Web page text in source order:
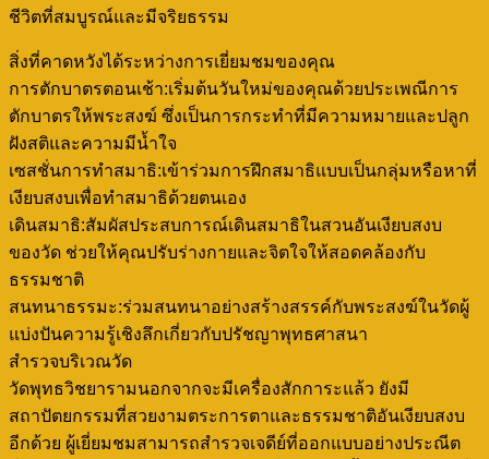
ชีวิตที่สมบูรณ์และมีจริยธรรม
สิ่งที่คาดหวังได้ระหว่างการเยี่ยมชมของคุณ
การตักบาตรตอนเช้า:เริ่มต้นวันใหม่ของคุณด้วยประเพณีการ
ตักบาตรให้พระสงฆ์ ซึ่งเป็นการกระทำที่มีความหมายและปลูก
ฝังสติและความมีน้ำใจ
เซสชั่นการทำสมาธิ:เข้าร่วมการฝึกสมาธิแบบเป็นกลุ่มหรือหาที่
เงียบสงบเพื่อทำสมาธิด้วยตนเอง
เดินสมาธิ:สัมผัสประสบการณ์เดินสมาธิในสวนอันเงียบสงบ
ของวัด ช่วยให้คุณปรับร่างกายและจิตใจให้สอดคล้องกับ
ธรรมชาติ
สนทนาธรรมะ:ร่วมสนทนาอย่างสร้างสรรค์กับพระสงฆ์ในวัดผู้
แบ่งปันความรู้เชิงลึกเกี่ยวกับปรัชญาพุทธศาสนา
สำรวจบริเวณวัด
วัดพุทธวิชยารามนอกจากจะมีเครื่องสักการะแล้ว ยังมี
สถาปัตยกรรมที่สวยงามตระการตาและธรรมชาติอันเงียบสงบ
อีกด้วย ผู้เยี่ยมชมสามารถสำรวจเจดีย์ที่ออกแบบอย่างประณีต